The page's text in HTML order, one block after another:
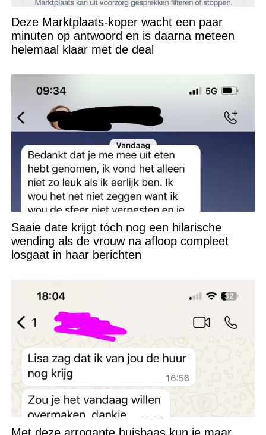
Deze Marktplaats-koper wacht een paar
minuten op antwoord en is daarna meteen
helemaal klaar met de deal
Saaie date krijgt tóch nog een hilarische
wending als de vrouw na afloop compleet
losgaat in haar berichten